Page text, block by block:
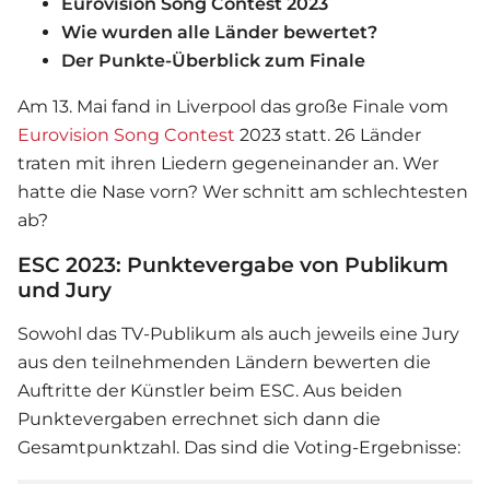
Wie wurden alle Länder bewertet?
Der Punkte-Überblick zum Finale
Am 13. Mai fand in Liverpool das große Finale vom
Eurovision Song Contest 2023 statt. 26 Länder
traten mit ihren Liedern gegeneinander an. Wer
hatte die Nase vorn? Wer schnitt am schlechtesten
ab?
ESC 2023: Punktevergabe von Publikum
und Jury
Sowohl das TV-Publikum als auch jeweils eine Jury
aus den teilnehmenden Ländern bewerten die
Auftritte der Künstler beim ESC. Aus beiden
Punktevergaben errechnet sich dann die
Gesamtpunktzahl. Das sind die Voting-Ergebnisse: